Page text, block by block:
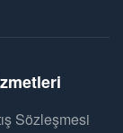
Sözleşmesi